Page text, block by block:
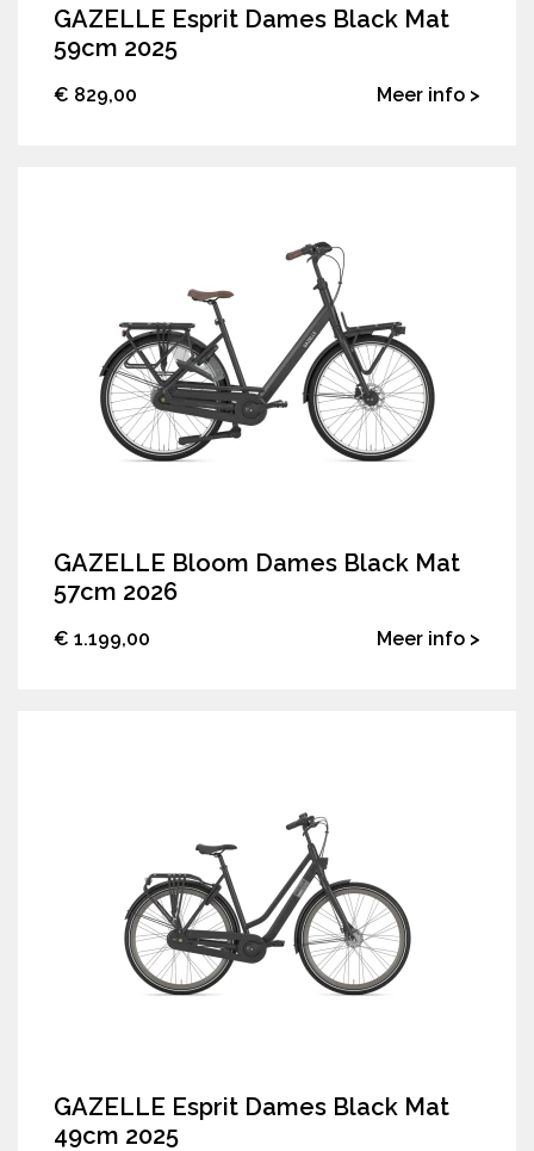
GAZELLE Esprit Dames Black Mat
59cm 2025
€ 829,00 Meer info >
GAZELLE Bloom Dames Black Mat
57cm 2026
€ 1.199,00 Meer info >
GAZELLE Esprit Dames Black Mat
49cm 2025